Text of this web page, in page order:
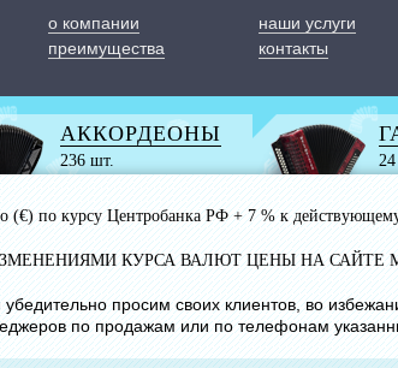
о компании
наши услуги
преимущества
контакты
АККОРДЕОНЫ
236 шт.
(€) по курсу Центробанка РФ + 7 % к
КУРСА ВАЛЮТ ЦЕНЫ НА САЙТЕ
просим своих клиентов, во
по продажам или по телефонам